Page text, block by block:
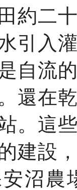
約二
引入
自流
還在
。這
建設
沼農